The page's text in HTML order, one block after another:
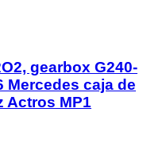
gearbox G240-
Mercedes caja de
Actros MP1